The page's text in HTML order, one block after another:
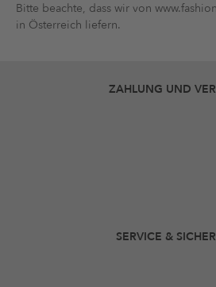
Bitte beachte, dass wir von
in Österreich liefern.
ZAHLUNG UND
SERVICE &